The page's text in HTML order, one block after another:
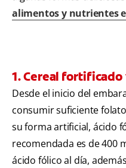
alimentos y nutrientes
1. Cereal fortificado
Desde el inicio del
consumir suficiente
su forma artificial, ácido
recomendada es de 400
ácido fólico al día,